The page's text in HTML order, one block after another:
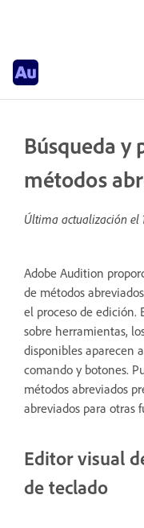
Búsqueda y
métodos
Última actualización el
Adobe Audition
de métodos
el proceso de edición.
sobre herramientas,
disponibles aparecen
comando y botones.
métodos abreviados
abreviados para otras
Editor visual
de teclado